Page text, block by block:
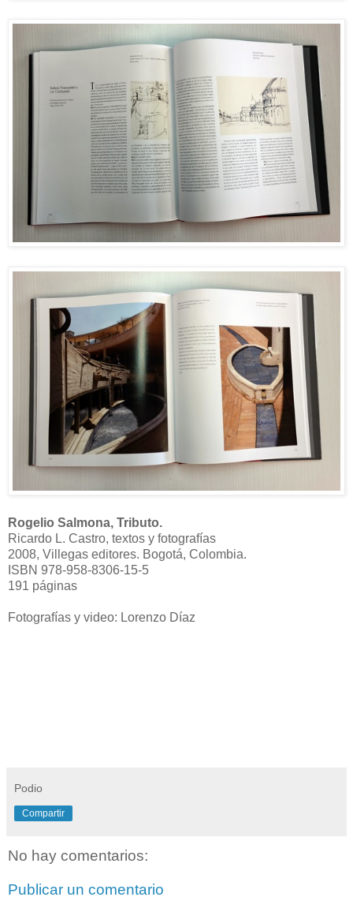
Rogelio Salmona, Tributo.
Ricardo L. Castro, textos y fotografías
2008, Villegas editores. Bogotá, Colombia.
ISBN 978-958-8306-15-5
191 páginas
Fotografías y video: Lorenzo Díaz
Podio
Compartir
No hay comentarios:
Publicar un comentario